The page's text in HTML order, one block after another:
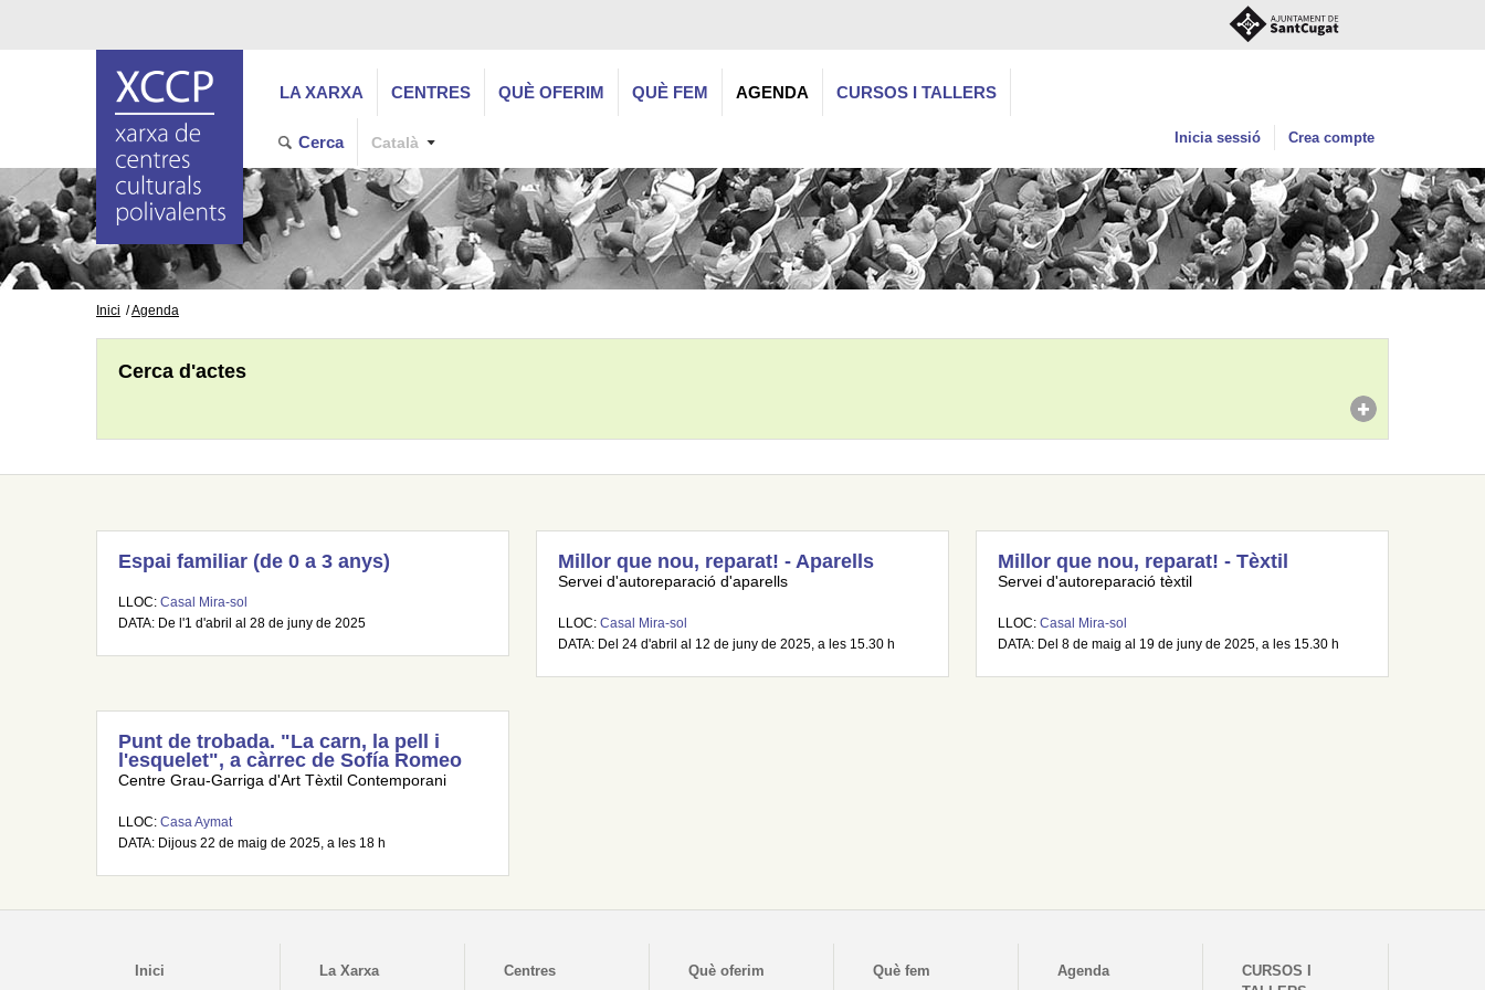
LA XARXA CENTRES QUÈ OFERIM QUÈ FEM AGENDA CURSOS I TALLERS
Cerca Català Inicia sessió Crea compte
Inici Agenda
Cerca d'actes
Espai familiar (de 0 a 3 anys)
LLOC: Casal Mira-sol
DATA: De l'1 d'abril al 28 de juny de 2025
Millor que nou, reparat! - Aparells
Servei d'autoreparació d'aparells
LLOC: Casal Mira-sol
DATA: Del 24 d'abril al 12 de juny de 2025, a les 15.30 h
Millor que nou, reparat! - Tèxtil
Servei d'autoreparació tèxtil
LLOC: Casal Mira-sol
DATA: Del 8 de maig al 19 de juny de 2025, a les 15.30 h
Punt de trobada. "La carn, la pell i
l'esquelet", a càrrec de Sofía Romeo
Centre Grau-Garriga d'Art Tèxtil Contemporani
LLOC: Casa Aymat
DATA: Dijous 22 de maig de 2025, a les 18 h
Inici La Xarxa Centres Què oferim Què fem Agenda
CURSOS I